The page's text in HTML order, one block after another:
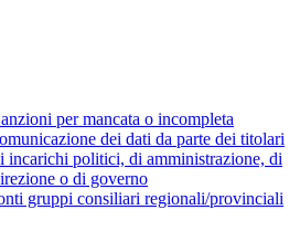
per mancata o incompleta
dei dati da parte dei titolari
incarichi politici, di amministrazione, di
o di governo
gruppi consiliari regionali/provinciali